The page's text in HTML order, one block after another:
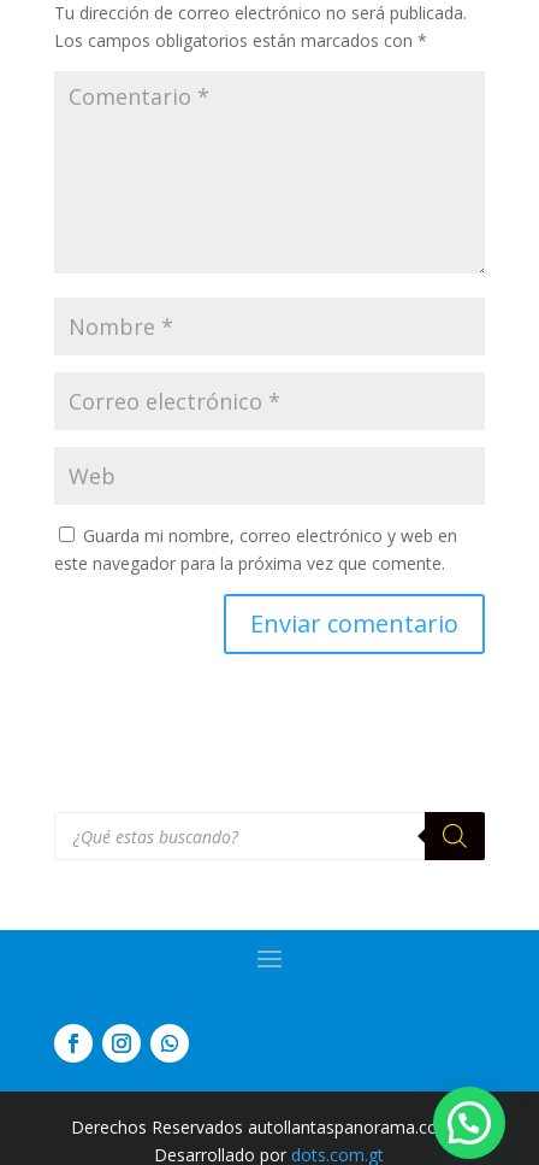
Tu dirección de correo electrónico no será publicada.
Los campos obligatorios están marcados con *
Guarda mi nombre, correo electrónico y web en
este navegador para la próxima vez que comente.
productos
Derechos Reservados autollantaspanorama.com|
Desarrollado pordots.com.gt